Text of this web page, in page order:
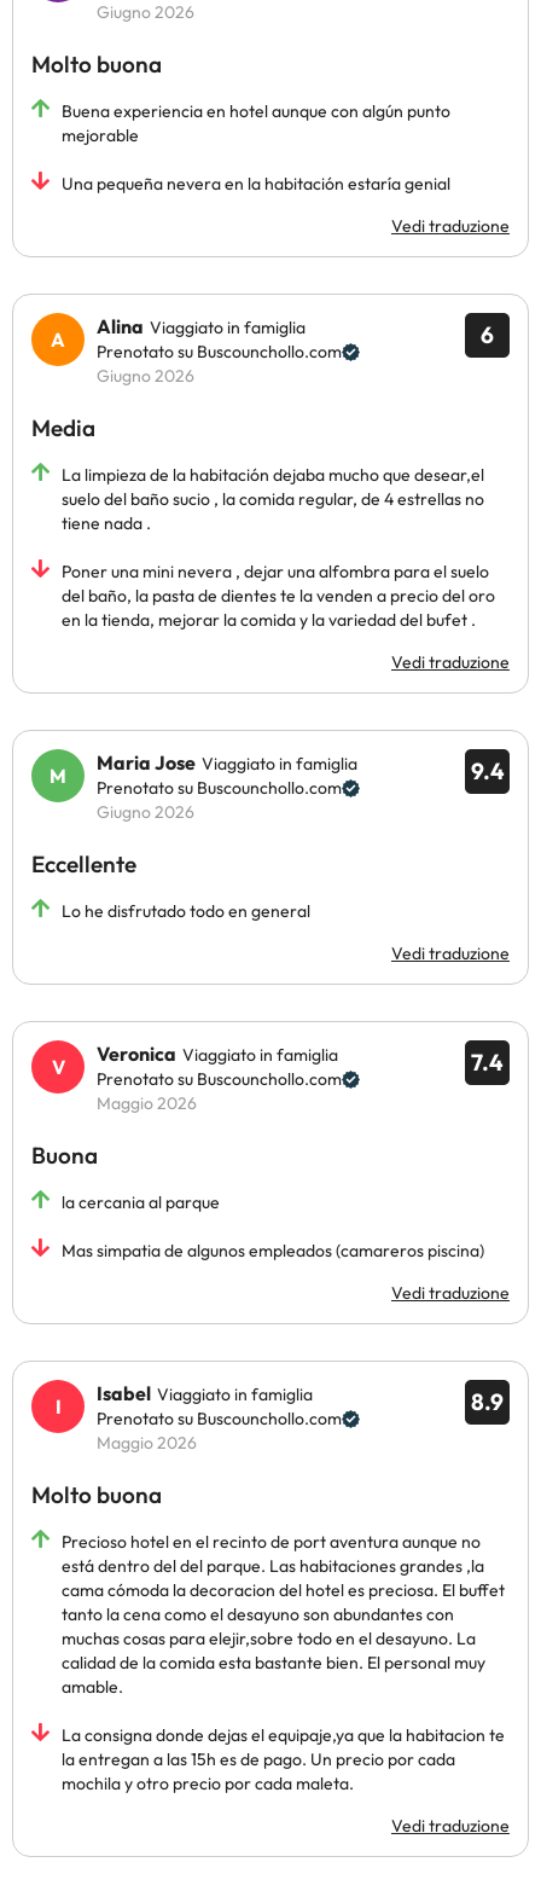
Giugno 2026
Molto buona
Buena experiencia en hotel aunque con algún punto
mejorable
Una pequeña nevera en la habitación estaría genial
Vedi traduzione
6
Alina Viaggiato in famiglia
Prenotato su Buscounchollo.com
Giugno 2026
Media
La limpieza de la habitación dejaba mucho que desear,el
suelo del baño sucio , la comida regular, de 4 estrellas no
tiene nada .
Poner una mini nevera , dejar una alfombra para el suelo
del baño, la pasta de dientes te la venden a precio del oro
en la tienda, mejorar la comida y la variedad del bufet .
Vedi traduzione
9.4
Maria Jose Viaggiato in famiglia
Prenotato su Buscounchollo.com
Giugno 2026
Eccellente
Lo he disfrutado todo en general
Vedi traduzione
7.4
Veronica Viaggiato in famiglia
Prenotato su Buscounchollo.com
Maggio 2026
Buona
la cercania al parque
Mas simpatia de algunos empleados (camareros piscina)
Vedi traduzione
8.9
Isabel Viaggiato in famiglia
Prenotato su Buscounchollo.com
Maggio 2026
Molto buona
Precioso hotel en el recinto de port aventura aunque no
está dentro del del parque. Las habitaciones grandes ,la
cama cómoda la decoracion del hotel es preciosa. El buffet
tanto la cena como el desayuno son abundantes con
muchas cosas para elejir,sobre todo en el desayuno. La
calidad de la comida esta bastante bien. El personal muy
amable.
La consigna donde dejas el equipaje,ya que la habitacion te
la entregan a las 15h es de pago. Un precio por cada
mochila y otro precio por cada maleta.
Vedi traduzione